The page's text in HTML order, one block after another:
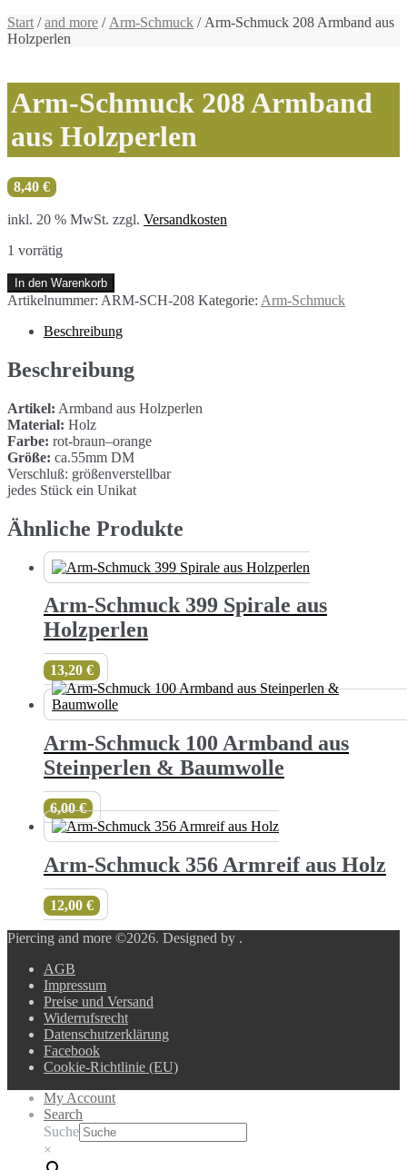
Start /and more / Arm-Schmuck / Arm-Schmuck 208 Armband aus
Holzperlen
Arm-Schmuck 208 Armband
aus Holzperlen
8,40 €
inkl. 20 % MwSt. zzgl. Versandkosten
1 vorrätig
Arm-
Schmuck
Armband
Holzperlen
Menge
In den Warenkorb
Artikelnummer: ARM-SCH-208 Kategorie: Arm-Schmuck
Beschreibung
Beschreibung
Artikel: Armband aus Holzperlen
Material: Holz
Farbe: rot-braun–orange
Größe: ca.55mm DM
Verschluß: größenverstellbar
jedes Stück ein Unikat
Ähnliche Produkte
Arm-Schmuck 399 Spirale aus
Holzperlen
13,20 €
Arm-Schmuck 100 Armband aus
Steinperlen & Baumwolle
6,00€
Arm-Schmuck 356 Armreif aus Holz
12,00 €
Piercing and more ©2026. Designed by .
AGB
Impressum
Preise und Versand
Widerrufsrecht
Datenschutzerklärung
Facebook
Cookie-Richtlinie (EU)
My Account
Search
Suche
×